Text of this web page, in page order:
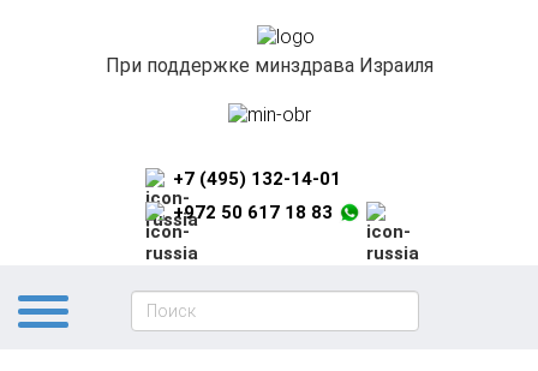
При поддержке минздрава Израиля
+7 (495) 132-14-01
+972 50 617 18 83